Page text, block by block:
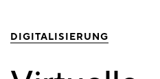
DIGITALISIERUNG